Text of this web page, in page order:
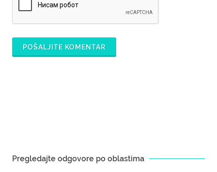
POŠALJITE KOMENTAR
Pregledajte odgovore po oblastima